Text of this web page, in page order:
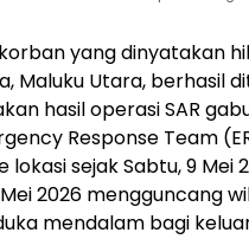
yang dinyatakan
Maluku Utara, berhasil
hasil operasi SAR
Response Team
sejak Sabtu, 9 Mei
2026 mengguncang
mendalam bagi